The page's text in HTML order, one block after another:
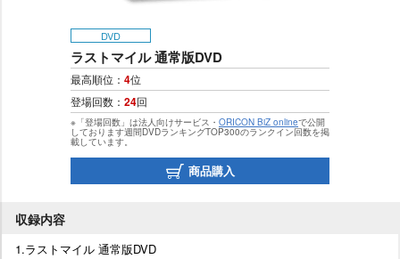
DVD
ラストマイル 通常版DVD
最高順位： 4位
登場回数： 24回
※「登場回数」は法人向けサービス・ ORICON BiZ onlineで公開
しております週間DVDランキングTOP300のランクイン回数を掲
載しています。
商品購入
収録内容
1.ラストマイル 通常版DVD